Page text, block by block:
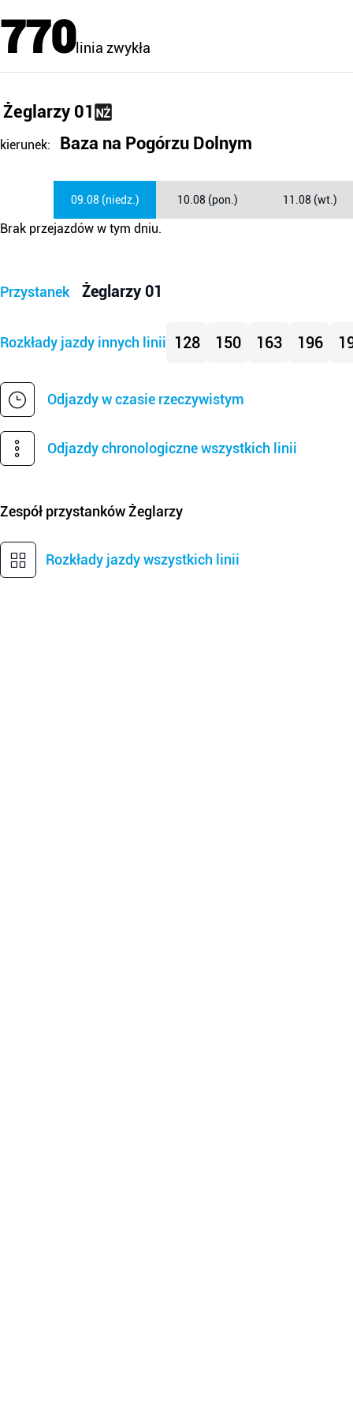
770linia zwykła
Żeglarzy 01
kierunek: Baza na Pogórzu Dolnym
09.08 (niedz.) 10.08 (pon.) 11.08 (wt.)
Brak przejazdów w tym dniu.
Przystanek Żeglarzy 01
Rozkłady jazdy innych linii 128 150 163 196
Odjazdy w czasie rzeczywistym
Odjazdy chronologiczne wszystkich linii
Zespół przystankówŻeglarzy
Rozkłady jazdy wszystkich linii